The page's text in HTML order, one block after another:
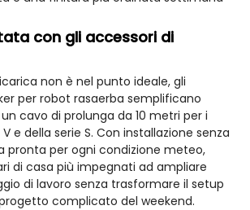
con gli accessori di
non è nel punto ideale, gli
per robot rasaerba semplificano
cavo di prolunga da 10 metri per i
e della serie S. Con installazione senza
pronta per ogni condizione meteo,
di casa più impegnati ad ampliare
di lavoro senza trasformare il setup
complicato del weekend.